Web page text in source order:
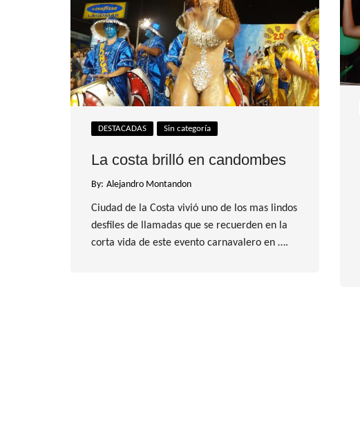
DESTACADAS Sin categoría
La costa brilló en candombes
By: Alejandro Montandon
Ciudad de la Costa vivió uno de los mas lindos
desfiles de llamadas que se recuerden en la
corta vida de este evento carnavalero en ….